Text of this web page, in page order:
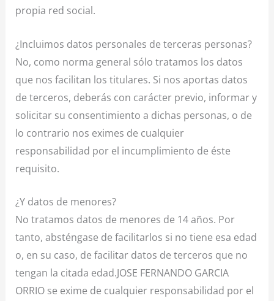
propia red social.
¿Incluimos datos personales de terceras personas?
No, como norma general sólo tratamos los datos
que nos facilitan los titulares. Si nos aportas datos
de terceros, deberás con carácter previo, informar y
solicitar su consentimiento a dichas personas, o de
lo contrario nos eximes de cualquier
responsabilidad por el incumplimiento de éste
requisito.
¿Y datos de menores?
No tratamos datos de menores de 14 años. Por
tanto, absténgase de facilitarlos si no tiene esa edad
o, en su caso, de facilitar datos de terceros que no
tengan la citada edad.JOSE FERNANDO GARCIA
ORRIO se exime de cualquier responsabilidad por el